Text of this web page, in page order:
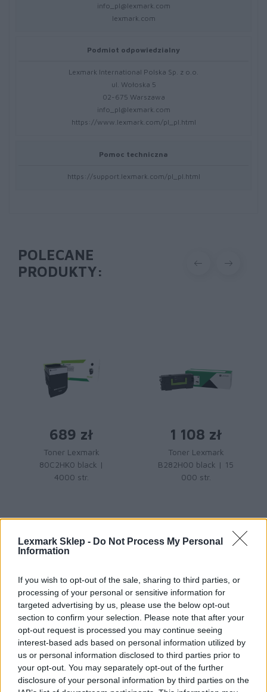
Lexmark Sklep - Do Not Process My Personal
Information
If you wish to opt-out of the sale, sharing to third parties, or
processing of your personal or sensitive information for
targeted advertising by us, please use the below opt-out
section to confirm your selection. Please note that after your
opt-out request is processed you may continue seeing
interest-based ads based on personal information utilized by
us or personal information disclosed to third parties prior to
your opt-out. You may separately opt-out of the further
disclosure of your personal information by third parties on the
info_pl@lexmark.com
lexmark.com
Podmiot odpowiedzialny
Lexmark International Polska Sp. z o.o.
ul. Wołoska 5
02-675 Warszawa
info_pl@lexmark.com
https://www.lexmark.com/pl_pl.html
Pomoc techniczna
https://support.lexmark.com/pl_pl.html
POLECANE
PRODUKTY:
689 zł
Toner Lexmark
80C2HK0 black |
4000 str.
1 108 zł
Toner Lexmark
B282H00 black | 15
000 str.